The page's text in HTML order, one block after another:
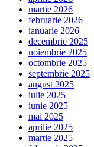
martie 2026
februarie 2026
ianuarie 2026
decembrie 2025
noiembrie 2025
octombrie 2025
septembrie 2025
august 2025
iulie 2025
iunie 2025
mai 2025
aprilie 2025
martie 2025